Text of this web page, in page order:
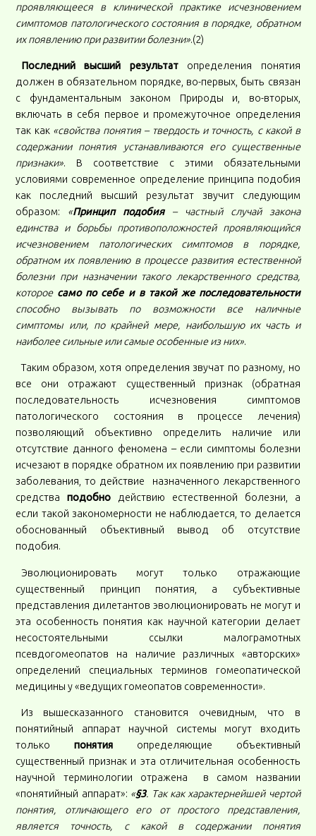
проявляющееся в клинической практике исчезновением
симптомов патологического состояния в порядке, обратном
их появлению при развитии болезни».(2)
Последний высший результатопределения понятия
должен в обязательном порядке, во-первых, быть связан
с фундаментальным законом Природы и, во-вторых,
включать в себя первое и промежуточное определения
так как «свойства понятия – твердость и точность, с какой в
содержании понятия устанавливаются его существенные
признаки». В соответствие с этими обязательными
условиями современное определение принципа подобия
как последний высший результат звучит следующим
образом: «Принцип подобия– частный случай закона
единства и борьбы противоположностей проявляющийся
исчезновением патологических симптомов в порядке,
обратном их появлению в процессе развития естественной
болезни при назначении такого лекарственного средства,
которое само по себе и в такой же последовательности
способно вызывать по возможности все наличные
симптомы или, по крайней мере, наибольшую их часть и
наиболее сильные или самые особенные из них».
Таким образом, хотя определения звучат по разному, но
все они отражают существенный признак (обратная
последовательность исчезновения симптомов
патологического состояния в процессе лечения)
позволяющий объективно определить наличие или
отсутствие данного феномена – если симптомы болезни
исчезают в порядке обратном их появлению при развитии
заболевания, то действие назначенного лекарственного
средстваподобно действию естественной болезни, а
если такой закономерности не наблюдается, то делается
обоснованный объективный вывод об отсутствие
подобия.
Эволюционировать могут только отражающие
существенный принцип понятия, а субъективные
представления дилетантов эволюционировать не могут и
эта особенность понятия как научной категории делает
несостоятельными ссылки малограмотных
псевдогомеопатов на наличие различных «авторских»
определений специальных терминов гомеопатической
медицины у «ведущих гомеопатов современности».
Из вышесказанного становится очевидным, что в
понятийный аппарат научной системы могут входить
толькопонятия определяющие объективный
существенный признак и эта отличительная особенность
научной терминологии отражена в самом названии
«понятийный аппарат»: «§3. Так как характернейшей чертой
понятия, отличающего его от простого представления,
является точность, с какой в содержании понятия